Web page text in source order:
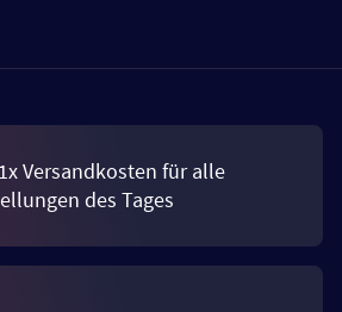
Versandkosten für alle
des Tages